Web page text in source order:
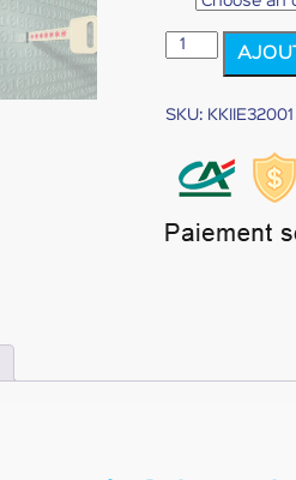
KRYPTKEY
II
Essential
Clé
sécurisée
avec
automatique
du
SKU: KKIIE32001